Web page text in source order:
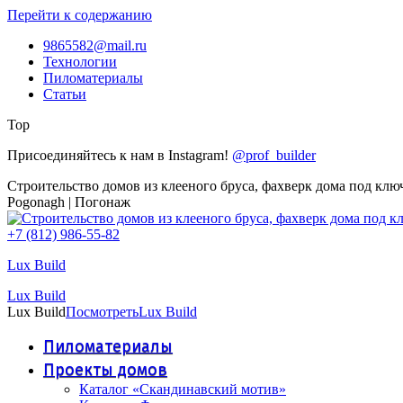
Перейти к содержанию
9865582@mail.ru
Технологии
Пиломатериалы
Статьи
Top
Присоединяйтесь к нам в Instagram! @prof_builder
Строительство домов из клееного бруса, фахверк дома под
Pogonagh | Погонаж
+7 (812) 986-55-82
Lux Build
Lux Build
Lux BuildПосмотретьLux Build
Пиломатериалы
Проекты домов
Каталог «Скандинавский мотив»